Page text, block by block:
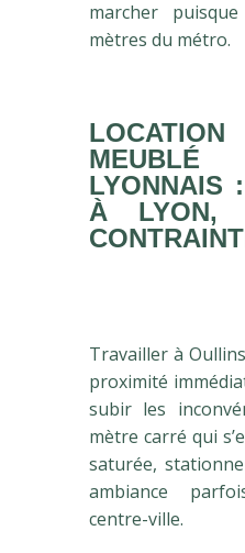
marcher
mètres du métro.
MEUBLÉ
LYONNAIS
À LYON,
Travailler à
proximité
subir les
mètre carré qui
saturée,
ambiance
centre-ville.